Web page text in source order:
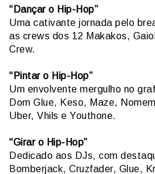
“Dançar o Hip-Hop”
Uma cativante jornada pelo
as crews dos 12 Makakos,
Crew.
“Pintar o Hip-Hop”
Um envolvente mergulho no
Dom Glue, Keso, Maze,
Uber, Vhils e Youthone.
“Girar o Hip-Hop”
Dedicado aos DJs, com
Bomberjack, Cruzfader, Glue,